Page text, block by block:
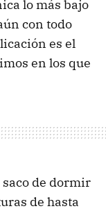
lo más bajo
con todo
es el
en los que
de dormir
de hasta